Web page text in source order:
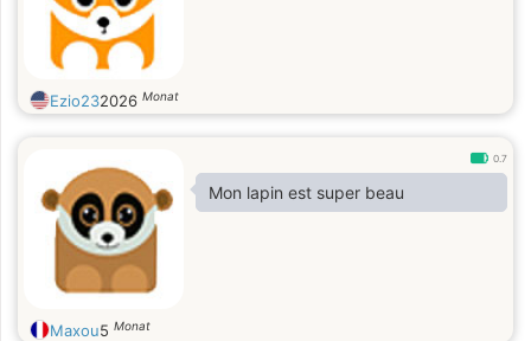
Ezio232026 Monat
0.7
Mon lapin est super beau
Maxou5 Monat